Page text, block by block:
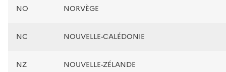
NO NORVÈGE
NC NOUVELLE-CALÉDONIE
NZ NOUVELLE-ZÉLANDE